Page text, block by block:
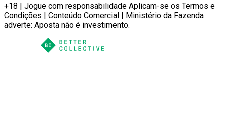
+18 | Jogue com responsabilidade Aplicam-se os Termos e
Condições | Conteúdo Comercial | Ministério da Fazenda
adverte: Aposta não é investimento.